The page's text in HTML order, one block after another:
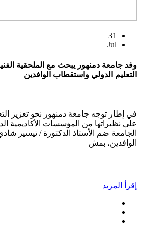
31
Jul
وفد جامعة دمنهور يبحث مع الملحقية
التعليم الدولي واستقطاب الوافدين
في إطار توجه جامعة دمنهور نحو تعزيز
على نظيراتها من المؤسسات الأكاديمية
الجامعة ضم الأستاذ الدكتورة / تيسير
الوافدين، بمش
إقرأ المزيد